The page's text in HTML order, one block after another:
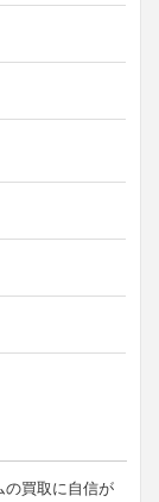
の買取に自信が